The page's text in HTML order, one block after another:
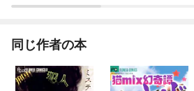
同じ作者の本